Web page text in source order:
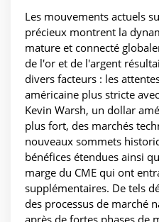
Les mouvements actuels
précieux montrent la
mature et connecté
de l'or et de l'argent
divers facteurs : les
américaine plus stricte
Kevin Warsh, un dollar
plus fort, des marchés
nouveaux sommets
bénéfices étendues ainsi
marge du CME qui ont
supplémentaires. De tels
des processus de marché